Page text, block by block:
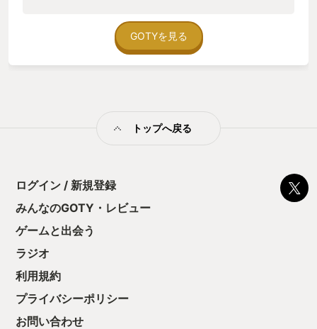
ら柱へのジャンプ、アサシンブレードでの動作もスムーズかつ
思い通りに動くストレスの無さ、VRの都合上、1つ1つの操作の
自由度が増しているため、むしろこれまでのアサシンクリード
NPCもしっかり存在し、それでありながらグラフィック、フレ
英語を読めない聞けないような自分でも、問題なくプレイする
GOTYを見る
トップへ戻る
ログイン / 新規登録
みんなのGOTY・レビュー
ゲームと出会う
ラジオ
利用規約
プライバシーポリシー
お問い合わせ